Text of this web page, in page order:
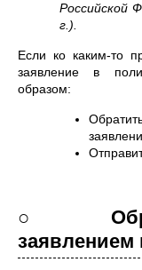
Российской
г.).
Если ко каким-то
заявление в
образом:
○
заявлением